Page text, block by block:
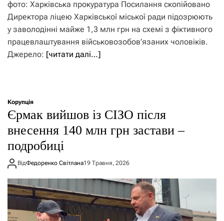
фото: Харківська прокуратура Посилання скопійовано
Директора ліцею Харківської міської ради підозрюють
у заволодінні майже 1,3 млн грн на схемі з фіктивного
працевлаштування військовозобов’язаних чоловіків.
Джерело: [читати далі…]
Корупція
Єрмак вийшов із СІЗО після
внесення 140 млн грн застави –
подробиці
ВідФедоренко Світлана19 Травня, 2026